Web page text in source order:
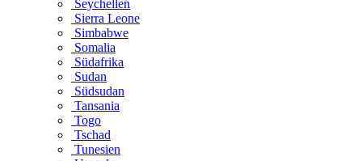
Seychellen
Sierra Leone
Simbabwe
Somalia
Südafrika
Sudan
Südsudan
Tansania
Togo
Tschad
Tunesien